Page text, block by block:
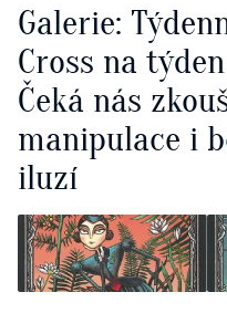
Galerie:
Cross na
Čeká nás
manipulace i
iluzí